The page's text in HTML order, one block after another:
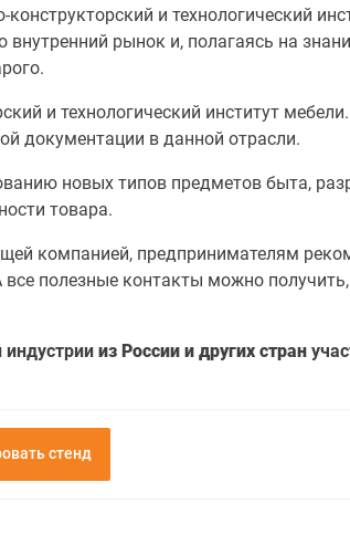
и технологический
рынок и, полагаясь на
и технологический институт
документации в данной отрасли.
новых типов предметов быта,
товара.
компанией, предпринимателям
полезные контакты можно
из России и других стран
стенд